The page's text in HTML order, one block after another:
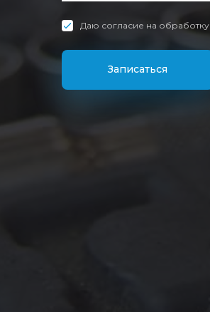
Даю согласие на обработку
Записаться